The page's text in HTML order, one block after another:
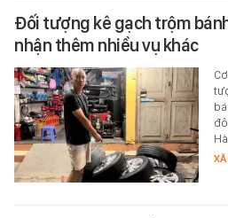
Đối tượng kê gạch trộm
nhận thêm nhiều vụ khác
Hà…
XÃ